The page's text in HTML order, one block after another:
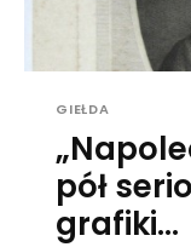
GIEŁDA
pół
grafiki...